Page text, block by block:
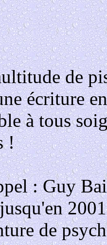
de
écriture
à tous
!
: Guy
de